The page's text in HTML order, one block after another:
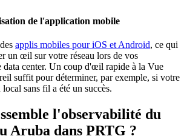
de l'application mobile
applis mobiles pour iOS et Android, ce qui
un œil sur votre réseau lors de vos
data center. Un coup d'œil rapide à la Vue
suffit pour déterminer, par exemple, si votre
local sans fil a été un succès.
l'observabilité du
Aruba dans PRTG ?